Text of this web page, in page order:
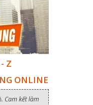
Z
ONLINE
Cam kết làm